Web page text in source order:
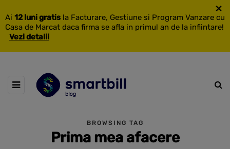
Ai 12 luni gratis la Facturare, Gestiune si Program Vanzare cu
Casa de Marcat daca firma se afla in primul an de la infiintare!
Vezi detalii
×
BROWSING TAG
Prima mea afacere